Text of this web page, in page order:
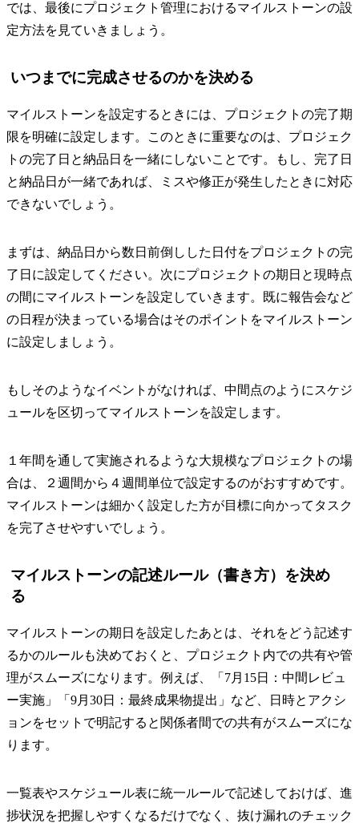
では、最後にプロジェクト管理におけるマイルストーンの設
定方法を見ていきましょう。
いつまでに完成させるのかを決める
マイルストーンを設定するときには、プロジェクトの完了期
限を明確に設定します。このときに重要なのは、プロジェク
トの完了日と納品日を一緒にしないことです。もし、完了日
と納品日が一緒であれば、ミスや修正が発生したときに対応
できないでしょう。
まずは、納品日から数日前倒しした日付をプロジェクトの完
了日に設定してください。次にプロジェクトの期日と現時点
の間にマイルストーンを設定していきます。既に報告会など
の日程が決まっている場合はそのポイントをマイルストーン
に設定しましょう。
もしそのようなイベントがなければ、中間点のようにスケジ
ュールを区切ってマイルストーンを設定します。
１年間を通して実施されるような大規模なプロジェクトの場
合は、２週間から４週間単位で設定するのがおすすめです。
マイルストーンは細かく設定した方が目標に向かってタスク
を完了させやすいでしょう。
マイルストーンの記述ルール（書き方）を決め
る
マイルストーンの期日を設定したあとは、それをどう記述す
るかのルールも決めておくと、プロジェクト内での共有や管
理がスムーズになります。例えば、「7月15日：中間レビュ
ー実施」「9月30日：最終成果物提出」など、日時とアクシ
ョンをセットで明記すると関係者間での共有がスムーズにな
ります。
一覧表やスケジュール表に統一ルールで記述しておけば、進
捗状況を把握しやすくなるだけでなく、抜け漏れのチェック